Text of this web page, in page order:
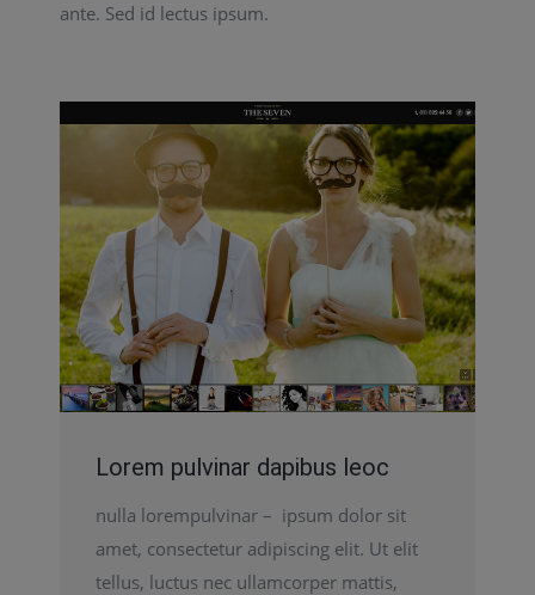
ante. Sed id lectus ipsum.
Lorem pulvinar dapibus leoc
nulla lorempulvinar – ipsum dolor sit
amet, consectetur adipiscing elit. Ut elit
tellus, luctus nec ullamcorper mattis,